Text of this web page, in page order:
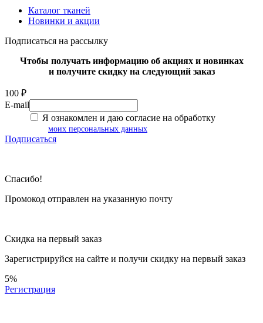
Каталог тканей
Новинки и акции
Подписаться на рассылку
Чтобы получать информацию об акциях и новинках
и получите скидку на следующий заказ
100 ₽
E-mail
Я ознакомлен и даю согласие на обработку
моих персональных данных
Подписаться
Спасибо!
Промокод отправлен на указанную почту
Скидка на первый заказ
Зарегистрируйся на сайте и получи скидку на первый заказ
5%
Регистрация